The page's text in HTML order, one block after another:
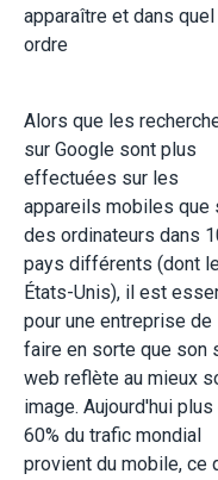
apparaître et dans quel
ordre
Alors que les
sur Google sont plus
effectuées sur les
appareils mobiles que
des ordinateurs dans
pays différents (dont
États-Unis), il est
pour une entreprise de
faire en sorte que son
web reflète au mieux
image. Aujourd'hui
60% du trafic mondial
provient du mobile, ce